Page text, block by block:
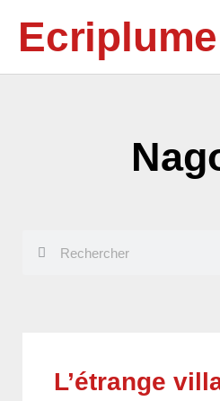
contenuEcriplume
L’étrange